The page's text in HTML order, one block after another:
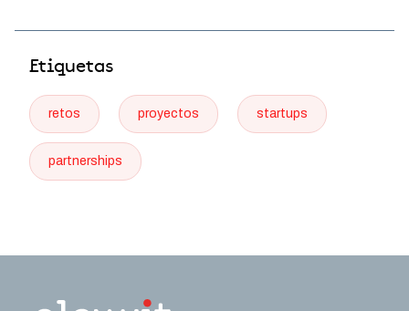
Etiquetas
retos proyectos startups
partnerships